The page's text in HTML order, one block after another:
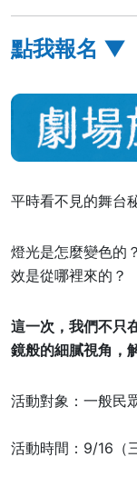
點我報名 ▼
平時看不見的舞台
燈光是怎麼變色的
效是從哪裡來的？
這一次，我們不只
鏡般的細膩視角，
活動對象：一般民
活動時間：9/16（